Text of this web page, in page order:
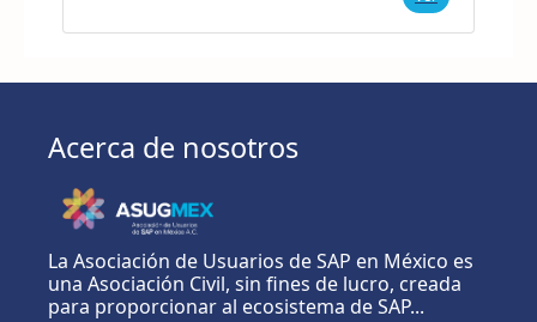
Acerca de nosotros
La Asociación de Usuarios de SAP en México es
una Asociación Civil, sin fines de lucro, creada
para proporcionar al ecosistema de SAP...